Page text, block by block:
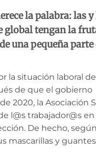
la palabra: las y
global tengan la
una pequeña parte
la situación laboral
de que el gobierno
2020, la Asociación
l@s trabajador@s en
De hecho,
mascarillas y